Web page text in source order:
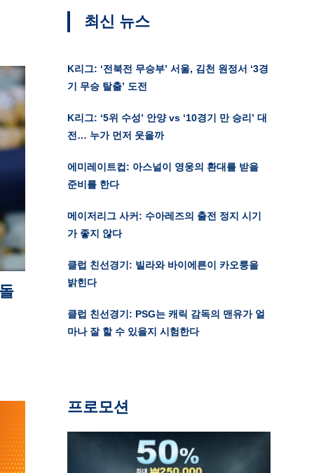
최신 뉴스
K리그: ‘전북전 무승부’ 서울, 김천 원정서 ‘3경
기 무승 탈출’ 도전
K리그: ‘5위 수성’ 안양 vs ‘10경기 만 승리’ 대
전… 누가 먼저 웃을까
에미레이트컵: 아스널이 영웅의 환대를 받을
준비를 한다
메이저리그 사커: 수아레즈의 출전 정지 시기
가 좋지 않다
클럽 친선경기: 빌라와 바이에른이 카오룽을
밝힌다
클럽 친선경기: PSG는 캐릭 감독의 맨유가 얼
마나 잘 할 수 있을지 시험한다
프로모션